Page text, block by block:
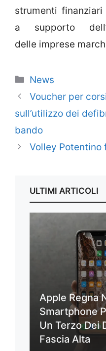
strumenti
a supporto
delle imprese
Categorie
News
Voucher per
sull’utilizzo dei
bando
Volley Potentino
ULTIMI ARTICOLI
Apple Regna
Smartphone
Un Terzo Dei
Fascia Alta